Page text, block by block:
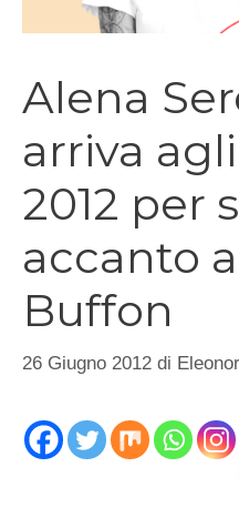
Alena
arriva
2012 per
accanto
Buffon
26 Giugno 2012 di